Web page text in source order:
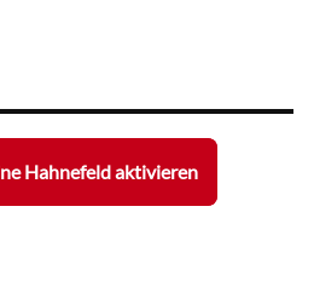
Hahnefeld aktivieren